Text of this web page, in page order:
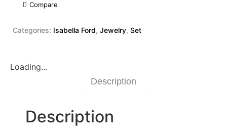
Compare
Categories: Isabella Ford, Jewelry, Set
Loading...
Description
Description